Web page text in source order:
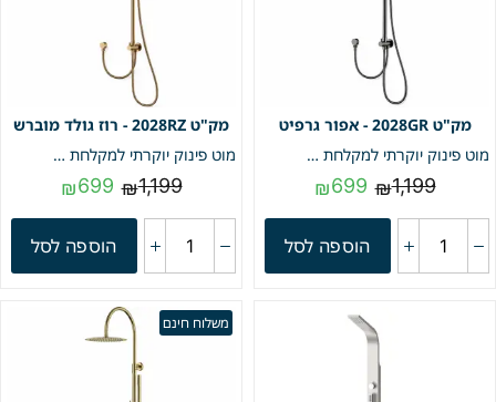
2028GR - אפור גרפיט
מוט פינוק יוקרתי למקלחת כולל נקודת מים | דגם "Rainbow" | אפור גרפיט | מק"ט 2028GR
₪1,199
₪699
הוספה לסל
2028RZ - רוז גולד מוברש
מוט פינוק יוקרתי למקלחת כולל נקודת מים | דגם "Rainbow" | רוז גולד מוברש | מק"ט 2028RZ
₪1,199
₪699
הוספה לסל
משלוח חינם